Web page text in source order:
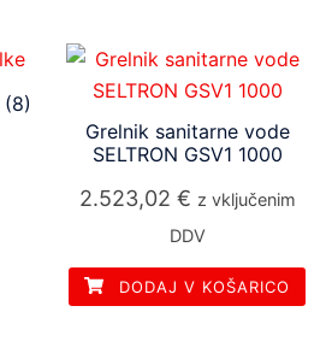
(8)
Grelnik sanitarne vode
SELTRON GSV1 1000
2.523,02 € z vključenim
DDV
DODAJ V KOŠARICO